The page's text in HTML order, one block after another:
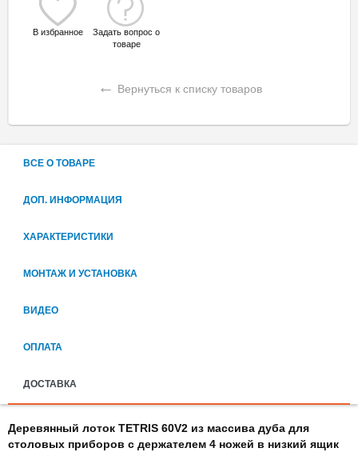
В избранное
Задать вопрос о
товаре
← Вернуться к списку товаров
ВСЕ О ТОВАРЕ
ДОП. ИНФОРМАЦИЯ
ХАРАКТЕРИСТИКИ
МОНТАЖ И УСТАНОВКА
ВИДЕО
ОПЛАТА
ДОСТАВКА
Деревянный лоток TETRIS 60V2 из массива дуба для
столовых приборов с держателем 4 ножей в низкий ящик